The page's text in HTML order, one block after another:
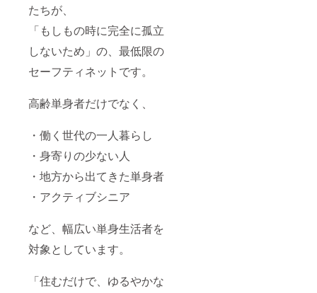
たちが、
「もしもの時に完全に孤立
しないため」の、最低限の
セーフティネットです。
高齢単身者だけでなく、
・働く世代の一人暮らし
・身寄りの少ない人
・地方から出てきた単身者
・アクティブシニア
など、幅広い単身生活者を
対象としています。
「住むだけで、ゆるやかな